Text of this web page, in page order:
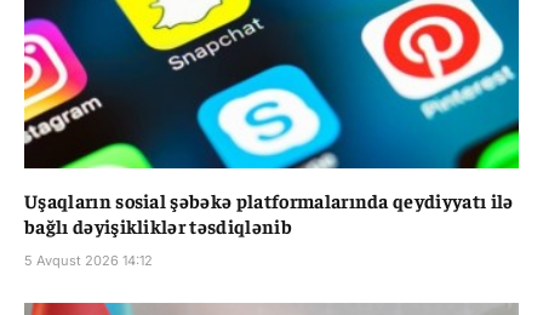
Uşaqların sosial şəbəkə platformalarında qeydiyyatı ilə
bağlı dəyişikliklər təsdiqlənib
5 Avqust 2026 14:12